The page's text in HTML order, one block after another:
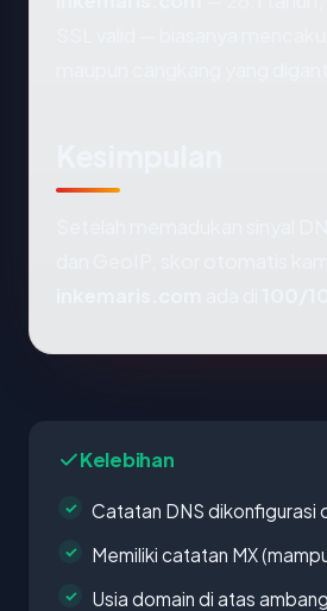
Kelebihan
Catatan DNS dikonfigurasi
Memiliki catatan MX
Usia domain di atas